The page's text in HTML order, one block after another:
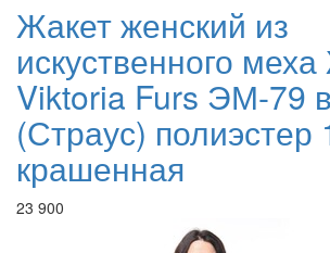
Жакет женский из
искуственного
Viktoria Furs ЭМ-79
(Страус) полиэстер
крашенная
23 900